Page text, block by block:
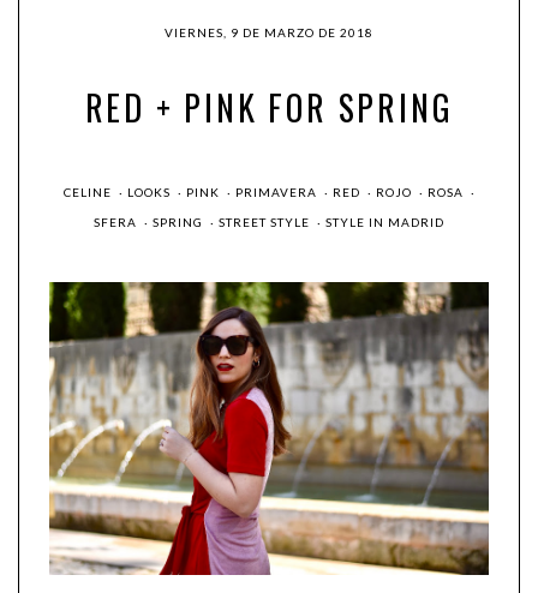
VIERNES, 9 DE MARZO DE 2018
RED + PINK FOR SPRING
CELINE · LOOKS · PINK · PRIMAVERA · RED · ROJO · ROSA ·
SFERA · SPRING · STREET STYLE · STYLE IN MADRID